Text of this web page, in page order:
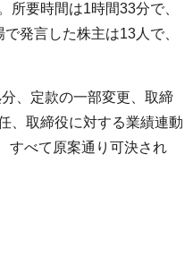
要時間は1時間33分で、
発言した株主は13人で、
、定款の一部変更、取締
、取締役に対する業績連動
すべて原案通り可決され